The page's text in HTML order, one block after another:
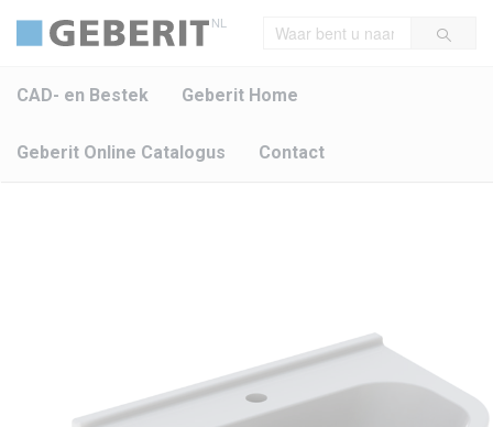
NL
CAD- en Bestek Geberit Home
Geberit Online Catalogus Contact